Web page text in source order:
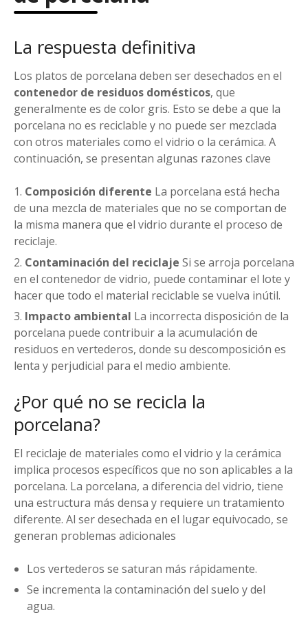
La respuesta definitiva
Los platos de porcelana deben ser desechados en el
contenedor de residuos domésticos, que
generalmente es de color gris. Esto se debe a que la
porcelana no es reciclable y no puede ser mezclada
con otros materiales como el vidrio o la cerámica. A
continuación, se presentan algunas razones clave
Composición diferente La porcelana está hecha
de una mezcla de materiales que no se comportan de
la misma manera que el vidrio durante el proceso de
reciclaje.
Contaminación del reciclaje Si se arroja porcelana
en el contenedor de vidrio, puede contaminar el lote y
hacer que todo el material reciclable se vuelva inútil.
Impacto ambiental La incorrecta disposición de la
porcelana puede contribuir a la acumulación de
residuos en vertederos, donde su descomposición es
lenta y perjudicial para el medio ambiente.
¿Por qué no se recicla la
porcelana?
El reciclaje de materiales como el vidrio y la cerámica
implica procesos específicos que no son aplicables a la
porcelana. La porcelana, a diferencia del vidrio, tiene
una estructura más densa y requiere un tratamiento
diferente. Al ser desechada en el lugar equivocado, se
generan problemas adicionales
Los vertederos se saturan más rápidamente.
Se incrementa la contaminación del suelo y del
agua.